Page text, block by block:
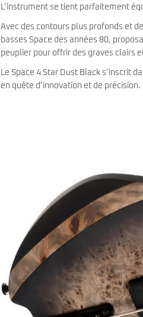
American Pro Classic
Nouveau
American Vintage II
Artist Series
Vintera III
Nouveau
Vintera II
Player II
Kala
L’instrument se tient parfaitement
Avec des contours plus profonds et
basses Space des années 80,
peuplier pour offrir des graves clairs
Le Space 4 Star Dust Black s’inscrit
en quête d’innovation et de précision.